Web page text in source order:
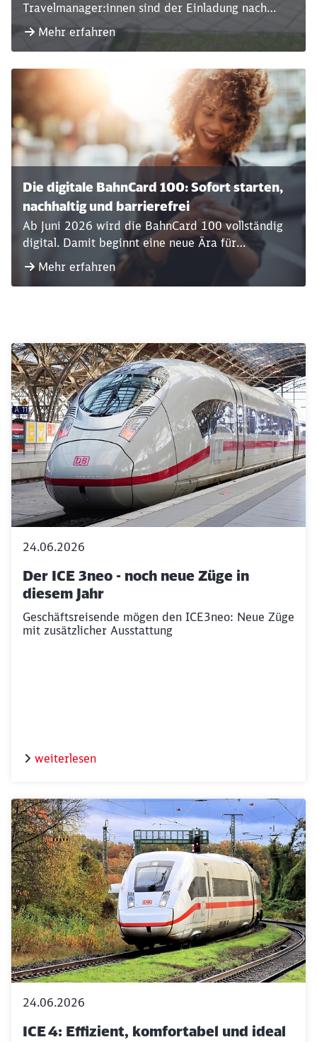
Travelmanager:innen sind der Einladung nach
Frankfurt in den DB Brick gefolgt, um sich zur
Entwicklung neuer Angebote, Produkte oder
Mehr erfahren
Die digitale BahnCard 100: Sofort starten,
nachhaltig und barrierefrei
Ab Juni 2026 wird die BahnCard 100 vollständig
digital. Damit beginnt eine neue Ära für
Vielfahrerinnen und Vielfahrer: moderner,
komfortabler und nachhaltiger. Die digitale BC
Mehr erfahren
24.06.2026
Der ICE 3neo - noch neue Züge in
diesem Jahr
Geschäftsreisende mögen den ICE3neo: Neue Züge
mit zusätzlicher Ausstattung
weiterlesen
24.06.2026
ICE 4: Effizient, komfortabel und ideal